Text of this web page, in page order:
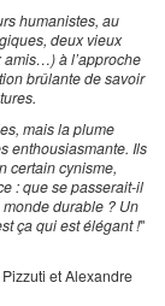
humanistes, au
deux vieux
amis…) à l’approche
brûlante de savoir
mais la plume
enthousiasmante. Ils
certain cynisme,
: que se passerait-il
monde durable ? Un
ça qui est élégant !"
et Alexandre